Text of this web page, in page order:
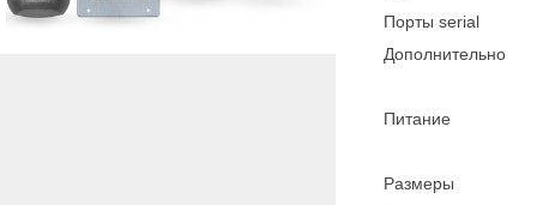
Порты serial
Дополнительно
Питание
Размеры